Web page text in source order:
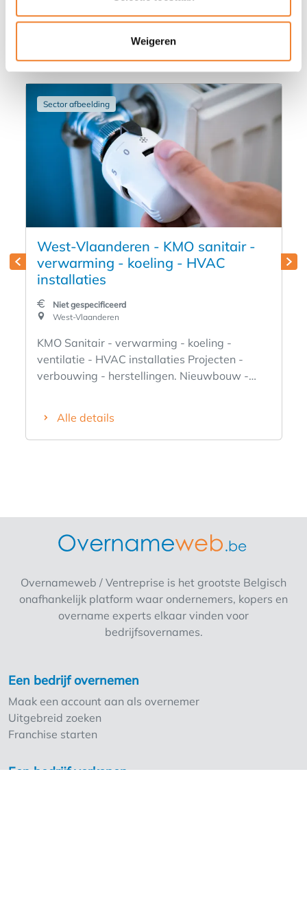
Weigeren
Misschien vind je deze advertenties
ook wel interessant
Sector afbeelding
West-Vlaanderen - KMO sanitair -
verwarming - koeling - HVAC
installaties
Niet gespecificeerd
West-Vlaanderen
KMO Sanitair - verwarming - koeling -
ventilatie - HVAC installaties Projecten -
verbouwing - herstellingen. Nieuwbouw -
opvolging verzekerd. Verkoop aandelen.
Alle details
Overnameweb / Ventreprise is het grootste Belgisch
onafhankelijk platform waar ondernemers, kopers en
overname experts elkaar vinden voor
bedrijfsovernames.
Een bedrijf overnemen
Maak een account aan als overnemer
Uitgebreid zoeken
Franchise starten
Een bedrijf verkopen